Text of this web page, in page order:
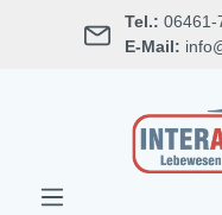
springen Tel.:
E-Mail: